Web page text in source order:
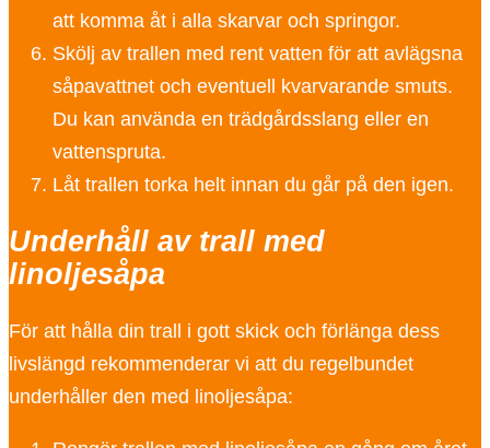
att komma åt i alla skarvar och springor.
Skölj av trallen med rent vatten för att avlägsna
såpavattnet och eventuell kvarvarande smuts.
Du kan använda en trädgårdsslang eller en
vattenspruta.
Låt trallen torka helt innan du går på den igen.
Underhåll av trall med
linoljesåpa
För att hålla din trall i gott skick och förlänga dess
livslängd rekommenderar vi att du regelbundet
underhåller den med linoljesåpa: